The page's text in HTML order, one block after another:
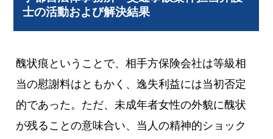
士の活動および解決結果
醜状痕ということで、相手方保険会社は等級相
当の慰謝料はともかく、逸失利益には当初否定
的であった。ただ、未成年者女性の外貌に醜状
が残ることの意味合い、当人の精神的ショック